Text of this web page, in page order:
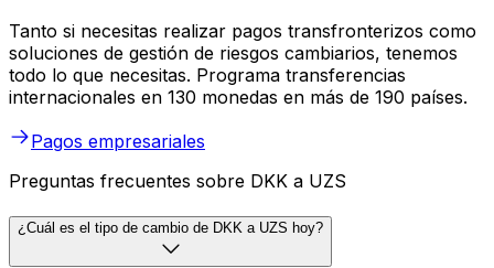
Tanto si necesitas realizar pagos transfronterizos como
soluciones de gestión de riesgos cambiarios, tenemos
todo lo que necesitas. Programa transferencias
internacionales en 130 monedas en más de 190 países.
Pagos empresariales
Preguntas frecuentes sobre DKK a UZS
¿Cuál es el tipo de cambio de DKK a UZS hoy?